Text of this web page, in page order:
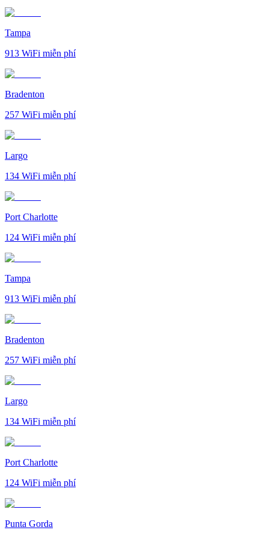
Tampa
913 WiFi miễn phí
Bradenton
257 WiFi miễn phí
Largo
134 WiFi miễn phí
Port Charlotte
124 WiFi miễn phí
Tampa
913 WiFi miễn phí
Bradenton
257 WiFi miễn phí
Largo
134 WiFi miễn phí
Port Charlotte
124 WiFi miễn phí
Punta Gorda